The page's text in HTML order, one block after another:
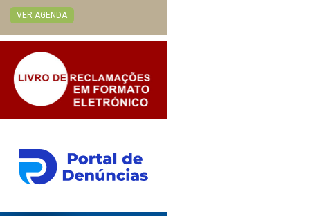
VER AGENDA